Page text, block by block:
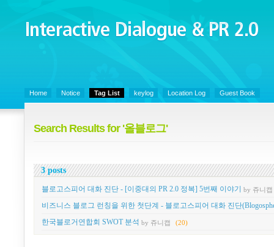
Interactive Dialogue &
PR 2.0
Home Notice Tag List keylog Location Log Guest Book
Search Results for '올블로그'
3 posts
블로고스피어 대화 진단 - [이중대의 PR 2.0 정복] 5번째 이야기 by 쥬니캡
비즈니스 블로그 런칭을 위한 첫단계 - 블로고스피어 대화 진단
한국블로거연합회 SWOT 분석 by 쥬니캡 (20)